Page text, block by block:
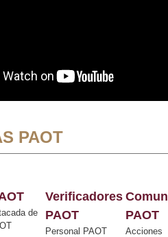
PAOT
de
Verificadores
PAOT
Personal PAOT
PAOT
Acciones